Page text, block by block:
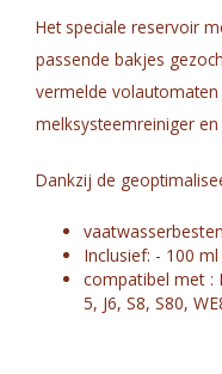
Het speciale reservoir
passende bakjes
vermelde
melksysteemreiniger en
Dankzij de
Inclusief: - 100
compatibel met :
5, J6, S8, S80,